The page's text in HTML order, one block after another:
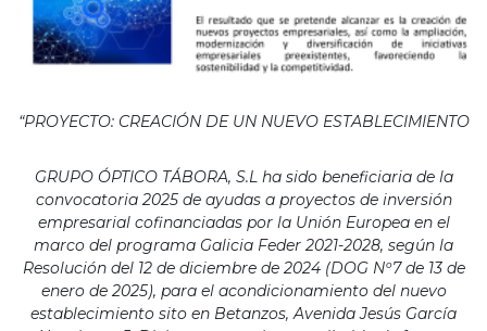
“PROYECTO: CREACIÓN DE UN NUEVO ESTABLECIMIENTO
GRUPO ÓPTICO TÁBORA, S.L ha sido beneficiaria de la
convocatoria 2025 de ayudas a proyectos de inversión
empresarial cofinanciadas por la Unión Europea en el
marco del programa Galicia Feder 2021-2028, según la
Resolución del 12 de diciembre de 2024 (DOG Nº7 de 13 de
enero de 2025), para el acondicionamiento del nuevo
establecimiento sito en Betanzos, Avenida Jesús García